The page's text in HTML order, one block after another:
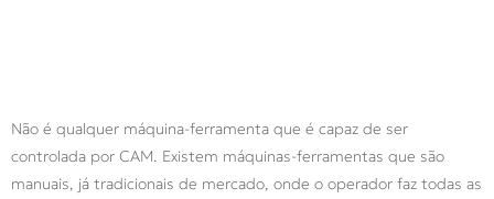
Não é qualquer máquina-ferramenta que é capaz de ser
controlada por CAM. Existem máquinas-ferramentas que são
manuais, já tradicionais de mercado, onde o operador faz todas as